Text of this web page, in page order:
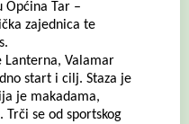
Općina Tar –
zajednica te
Valamar
start i cilj. Staza je
je makadama,
se od sportskog